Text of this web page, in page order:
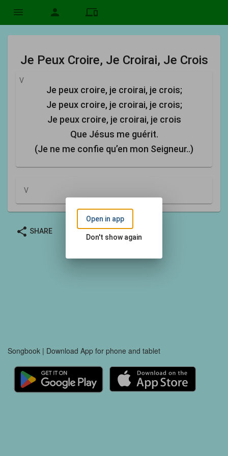
menu person devices
Je Peux Croire, Je Croirai, Je Crois
V
Je peux croire, je croirai, je crois;
Je peux croire, je croirai, je crois;
Je peux croire, je croirai, je crois
Que Jésus me guérit.
(Je ne me confie qu’en mon Seigneur..)
V
share SHARE
Songbook | Download App for phone and tablet
Open in app
Don't show again